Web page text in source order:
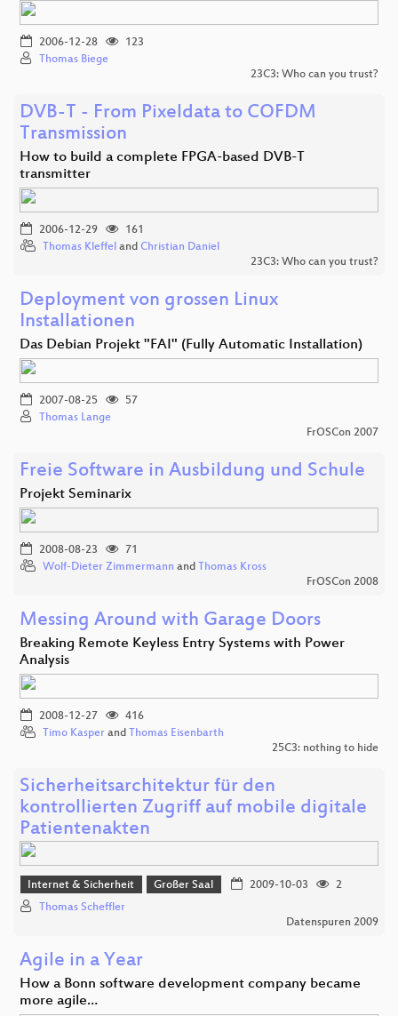
2006-12-28
123
Thomas Biege
23C3: Who can you trust?
DVB-T - From Pixeldata to COFDM
Transmission
How to build a complete FPGA-based DVB-T
transmitter
2006-12-29
161
Thomas Kleffel and Christian Daniel
23C3: Who can you trust?
Deployment von grossen Linux
Installationen
Das Debian Projekt "FAI" (Fully Automatic Installation)
2007-08-25
57
Thomas Lange
FrOSCon 2007
Freie Software in Ausbildung und Schule
Projekt Seminarix
2008-08-23
71
Wolf-Dieter Zimmermann and Thomas Kross
FrOSCon 2008
Messing Around with Garage Doors
Breaking Remote Keyless Entry Systems with Power
Analysis
2008-12-27
416
Timo Kasper and Thomas Eisenbarth
25C3: nothing to hide
Sicherheitsarchitektur für den
kontrollierten Zugriff auf mobile digitale
Patientenakten
Internet & Sicherheit Großer Saal 2009-10-03
2
Thomas Scheffler
Datenspuren 2009
Agile in a Year
How a Bonn software development company became
more agile…